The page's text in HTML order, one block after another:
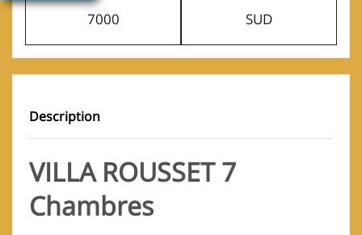
7000 SUD
Description
VILLA ROUSSET 7
Chambres